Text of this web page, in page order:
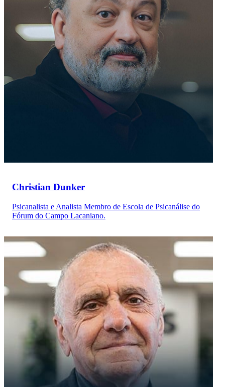
Christian Dunker
Psicanalista e Analista Membro de Escola de Psicanálise do
Fórum do Campo Lacaniano.